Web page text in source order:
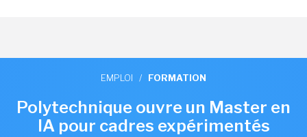
EMPLOI / FORMATION
Polytechnique ouvre un Master en
IA pour cadres expérimentés